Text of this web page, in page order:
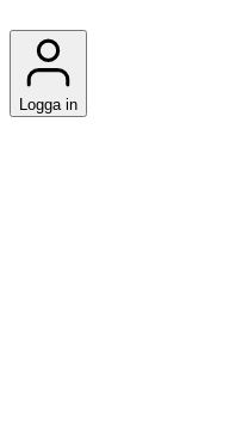
Logga in